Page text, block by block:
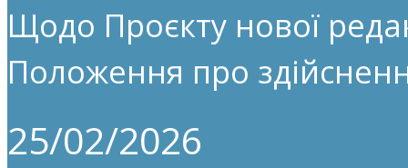
Щодо Проєкту нової
Положення про
25/02/2026